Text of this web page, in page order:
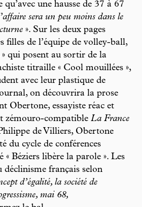
une hausse de 37 à 67
sera un peu moins dans le
». Sur les deux pages
filles de l’équipe de volley-ball,
» qui posent au sortir de la
titraille « Cool mouillées »,
avec leur plastique de
on découvrira la prose
Obertone, essayiste réac et
zémouro-compatible La France
de Villiers, Obertone
du cycle de conférences
« Béziers libère la parole ». Les
déclinisme français selon
d’égalité, la société de
mai 68,